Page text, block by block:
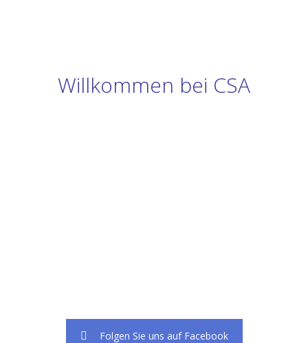
Willkommen bei CSA
Folgen Sie uns auf Facebook